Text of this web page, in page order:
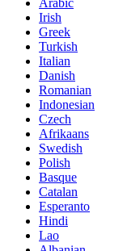
Arabic
Irish
Greek
Turkish
Italian
Danish
Romanian
Indonesian
Czech
Afrikaans
Swedish
Polish
Basque
Catalan
Esperanto
Hindi
Lao